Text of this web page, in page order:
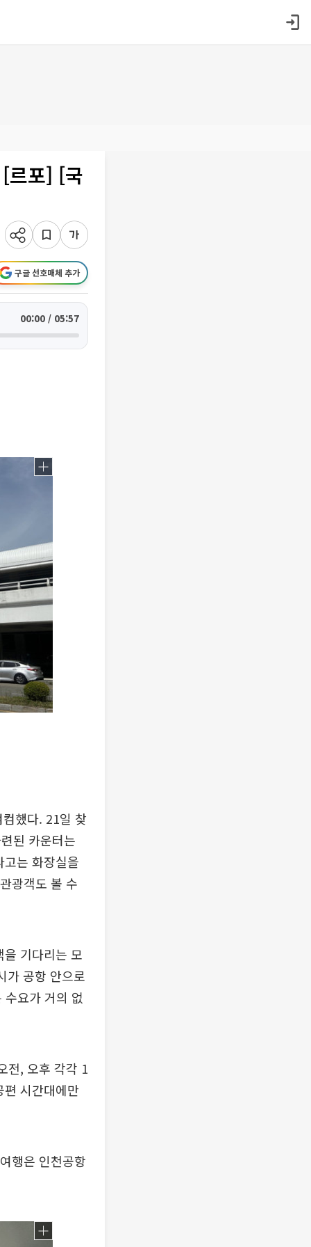
르포] [국
구글 선호매체 추가
00:00 / 05:57
했다. 21일 찾
된 카운터는
는 화장실을
광객도 볼 수
을 기다리는 모
가 공항 안으로
요가 거의 없
전, 오후 각각 1
시간대에만
행은 인천공항